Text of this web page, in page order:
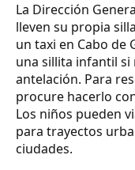
La Dirección
lleven su propia
un taxi en Cabo de
una sillita infantil
antelación. Para
procure hacerlo
Los niños pueden
para trayectos
ciudades.